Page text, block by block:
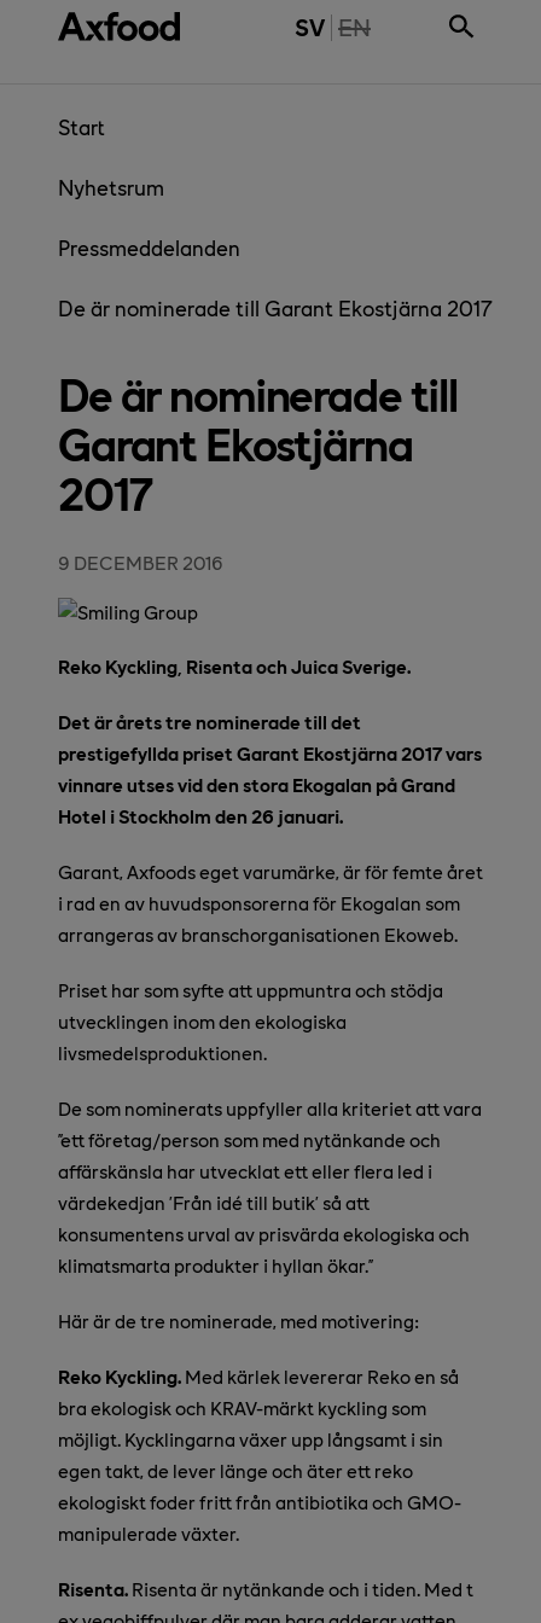
Gå direkt till innehåll SV THE PAGE IS NOT
EN
Start
Nyhetsrum
Pressmeddelanden
De är nominerade till Garant Ekostjärna 2017
De är nominerade till
Garant Ekostjärna
2017
9 DECEMBER 2016
Reko Kyckling, Risenta och Juica Sverige.
Det är årets tre nominerade till det
prestigefyllda priset Garant Ekostjärna 2017 vars
vinnare utses vid den stora Ekogalan på Grand
Hotel i Stockholm den 26 januari.
Garant, Axfoods eget varumärke, är för femte året
i rad en av huvudsponsorerna för Ekogalan som
arrangeras av branschorganisationen Ekoweb.
Priset har som syfte att uppmuntra och stödja
utvecklingen inom den ekologiska
livsmedelsproduktionen.
De som nominerats uppfyller alla kriteriet att vara
”ett företag/person som med nytänkande och
affärskänsla har utvecklat ett eller flera led i
värdekedjan ’Från idé till butik’ så att
konsumentens urval av prisvärda ekologiska och
klimatsmarta produkter i hyllan ökar.”
Här är de tre nominerade, med motivering:
Reko Kyckling. Med kärlek levererar Reko en så
bra ekologisk och KRAV-märkt kyckling som
möjligt. Kycklingarna växer upp långsamt i sin
egen takt, de lever länge och äter ett reko
ekologiskt foder fritt från antibiotika och GMO-
manipulerade växter.
Risenta. Risenta är nytänkande och i tiden. Med t